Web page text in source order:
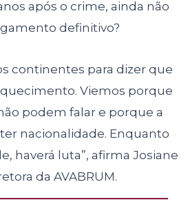
após o crime, ainda não
definitivo?
continentes para dizer que
Viemos porque
podem falar e porque a
nacionalidade. Enquanto
haverá luta”, afirma Josiane
da AVABRUM.